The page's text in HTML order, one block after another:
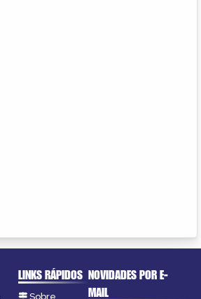
LINKS RÁPIDOS
Sobre
NOVIDADES POR E-
MAIL